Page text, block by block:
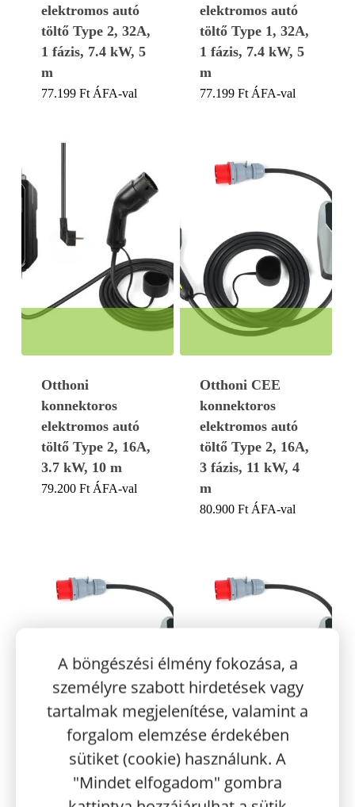
A böngészési élmény fokozása, a
személyre szabott hirdetések vagy
tartalmak megjelenítése, valamint a
forgalom elemzése érdekében
sütiket (cookie) használunk. A
"Mindet elfogadom" gombra
elektromos autó
töltő Type 2, 32A,
1 fázis, 7.4 kW, 5
m
77.199 Ft ÁFA-val
elektromos autó
töltő Type 1, 32A,
1 fázis, 7.4 kW, 5
m
77.199Ft ÁFA-val
Otthoni
konnektoros
elektromos autó
töltő Type 2, 16A,
3.7 kW, 10 m
79.200 Ft ÁFA-val
Otthoni CEE
konnektoros
elektromos autó
töltő Type 2, 16A,
3 fázis, 11 kW, 4
m
80.900Ft ÁFA-val
Otthoni CEE Otthoni CEE